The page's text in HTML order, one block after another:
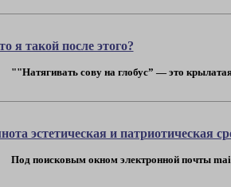
я такой после этого?
""Натягивать сову на глобус” — это
эстетическая и патриотическая
Под поисковым окном электронной почты